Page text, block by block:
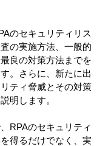
のセキュリティリス
の実施方法、一般的
良の対策方法までを
。さらに、新たに出
ティ脅威とその対策
明します。
RPAのセキュリティ
得るだけでなく、実